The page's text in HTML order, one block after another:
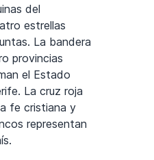
del
estrellas
La bandera
provincias
el Estado
La cruz roja
fe cristiana y
representan